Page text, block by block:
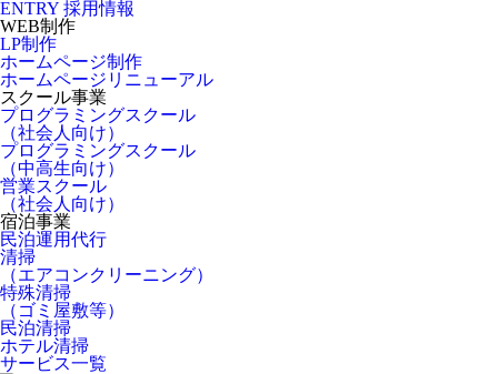
ENTRY 採用情報
WEB制作
LP制作
ホームページ制作
ホームページリニューアル
スクール事業
プログラミングスクール
（社会人向け）
プログラミングスクール
（中高生向け）
営業スクール
（社会人向け）
宿泊事業
民泊運用代行
清掃
（エアコンクリーニング）
特殊清掃
（ゴミ屋敷等）
民泊清掃
ホテル清掃
サービス一覧